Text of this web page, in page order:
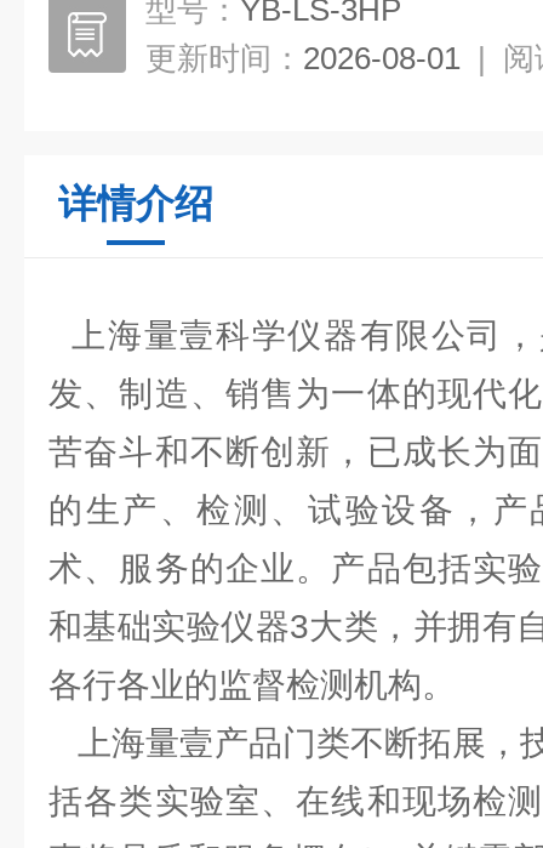
型号： YB-LS-3HP
更新时间： 2026-08-01 | 阅
详情介绍
上海量壹科学仪器有限公司
发、制造、销售为一体的现代
苦奋斗和不断创新，已成长为
的生产、检测、试验设备，
术、服务的企业。产品包括实
和基础实验仪器3大类，并拥有
各行各业的监督检测机构。
上海量壹产品门类不断拓展，
括各类实验室、在线和现场检